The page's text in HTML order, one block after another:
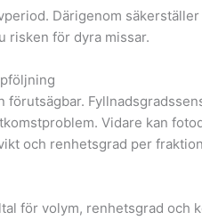
Därigenom
risken för dyra missar.
förutsägbar.
Vidare kan
och renhetsgrad per
för volym, renhetsgrad och